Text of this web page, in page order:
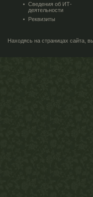
Сведения об ИТ-
деятельности
Реквизиты
Находясь на страницах сайта,